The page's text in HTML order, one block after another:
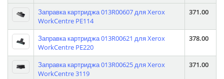
Заправка картриджа 013R00607 для Xerox
WorkCentre PE114
371.00
Заправка картриджа 013R00621 для Xerox
WorkCentre PE220
378.00
Заправка картриджа 013R00625 для Xerox
WorkCentre 3119
371.00